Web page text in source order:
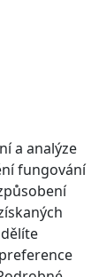
a analýze
fungování